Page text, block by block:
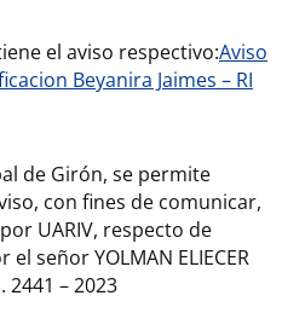
el aviso respectivo:Aviso
Beyanira Jaimes – RI
de Girón, se permite
con fines de comunicar,
UARIV, respecto de
señor YOLMAN ELIECER
2441 – 2023